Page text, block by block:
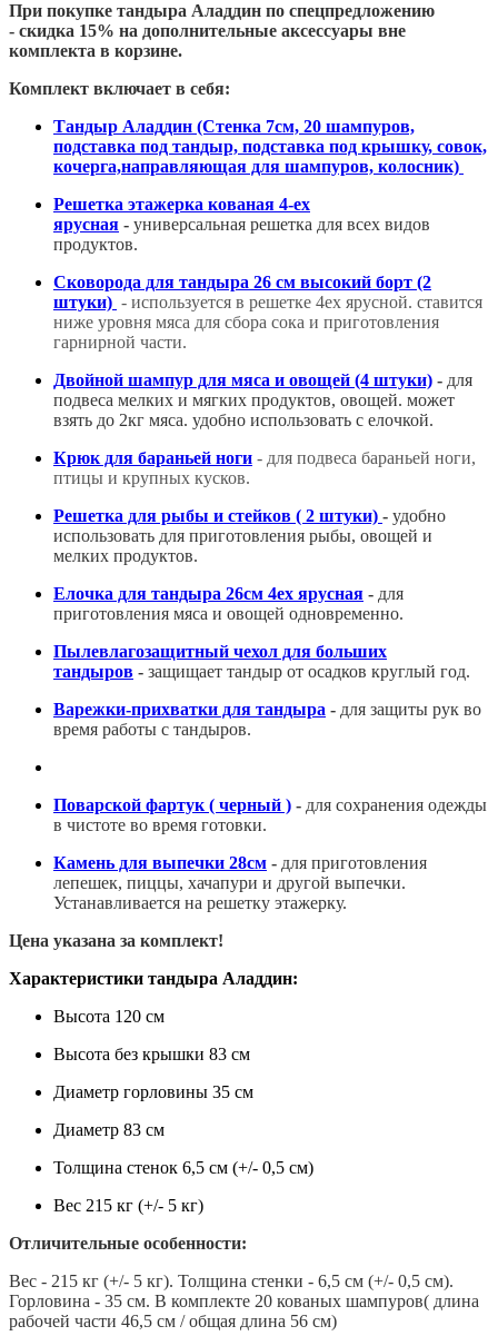
При покупке тандыра Аладдин по спецпредложению
- скидка 15% на дополнительные аксессуары вне
комплекта в корзине.
Комплект включает в себя:
Тандыр Аладдин (Стенка 7см, 20 шампуров,
подставка под тандыр, подставка под крышку, совок,
кочерга,направляющая для шампуров, колосник)
Решетка этажерка кованая 4-ех
ярусная - универсальная решетка для всех видов
продуктов.
Сковорода для тандыра 26 см высокий борт (2
штуки) - используется в решетке 4ех ярусной. ставится
ниже уровня мяса для сбора сока и приготовления
гарнирной части.
Двойной шампур для мяса и овощей (4 штуки) - для
подвеса мелких и мягких продуктов, овощей. может
взять до 2кг мяса. удобно использовать с елочкой.
Крюк для бараньей ноги - для подвеса бараньей ноги,
птицы и крупных кусков.
Решетка для рыбы и стейков ( 2 штуки) - удобно
использовать для приготовления рыбы, овощей и
мелких продуктов.
Елочка для тандыра 26см 4ех ярусная - для
приготовления мяса и овощей одновременно.
Пылевлагозащитный чехол для больших
тандыров - защищает тандыр от осадков круглый год.
Варежки-прихватки для тандыра - для защиты рук во
время работы с тандыров.
Поварской фартук ( черный ) - для сохранения одежды
в чистоте во время готовки.
Камень для выпечки 28см - для приготовления
лепешек, пиццы, хачапури и другой выпечки.
Устанавливается на решетку этажерку.
Цена указана за комплект!
Характеристики тандыра Аладдин:
Высота 120 см
Высота без крышки 83 см
Диаметр горловины 35 см
Диаметр 83 см
Толщина стенок 6,5 см (+/- 0,5 см)
Вес 215 кг (+/- 5 кг)
Отличительные особенности:
Вес - 215 кг (+/- 5 кг). Толщина стенки - 6,5 см (+/- 0,5 см).
Горловина - 35 см. В комплекте 20 кованых шампуров( длина
рабочей части 46,5 см / общая длина 56 см)